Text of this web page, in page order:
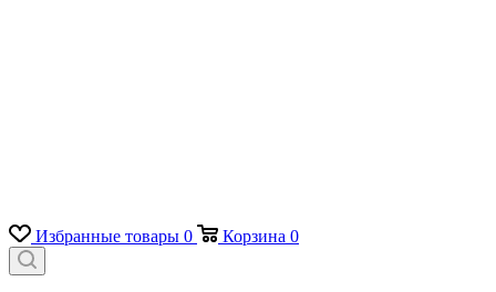
Избранные товары 0 Корзина 0